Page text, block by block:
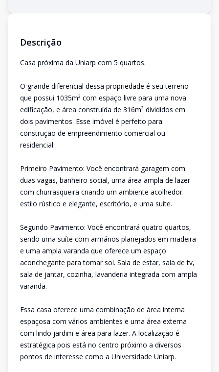
Descrição
Casa próxima da Uniarp com 5 quartos.
O grande diferencial dessa propriedade é seu terreno
que possui 1035m² com espaço livre para uma nova
edificação, e área construída de 316m² divididos em
dois pavimentos. Esse imóvel é perfeito para
construção de empreendimento comercial ou
residencial.
Primeiro Pavimento: Você encontrará garagem com
duas vagas, banheiro social, uma área ampla de lazer
com churrasqueira criando um ambiente acolhedor
estilo rústico e elegante, escritório, e uma suíte.
Segundo Pavimento: Você encontrará quatro quartos,
sendo uma suíte com armários planejados em madeira
e uma ampla varanda que oferece um espaço
aconchegante para tomar sol. Sala de estar, sala de tv,
sala de jantar, cozinha, lavanderia integrada com ampla
varanda.
Essa casa oferece uma combinação de área interna
espaçosa com vários ambientes e uma área externa
com lindo jardim e área para lazer. A localização é
estratégica pois está no centro próximo a diversos
pontos de interesse como a Universidade Uniarp.